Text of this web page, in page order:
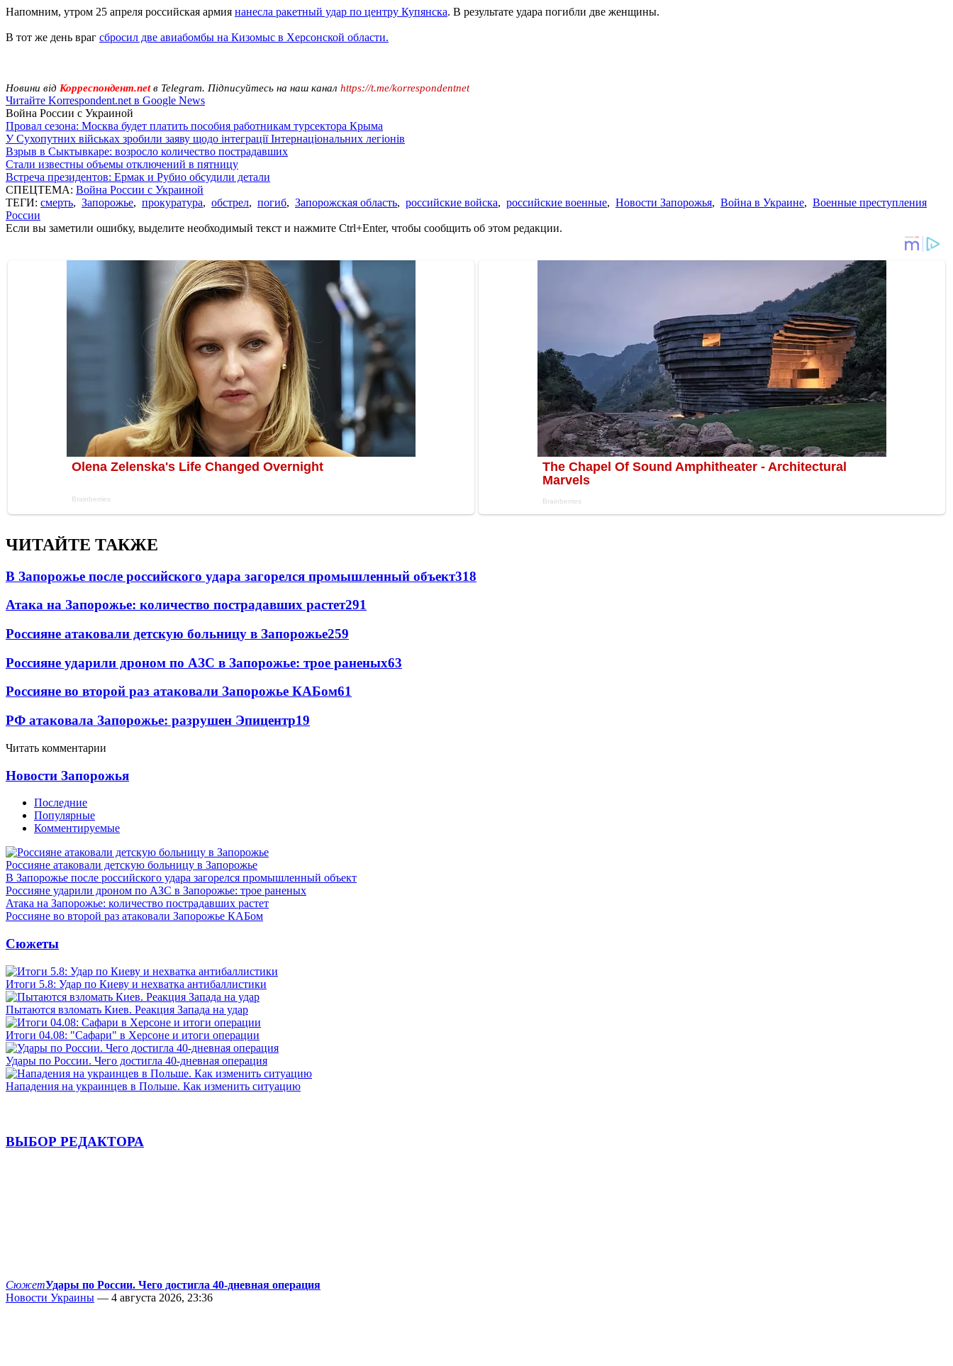
Напомним, утром 25 апреля российская армия нанесла ракетный удар по центру Купянска. В результате удара погибли две женщины.
В тот же день враг сбросил две авиабомбы на Кизомыс в Херсонской области.
Новини від Корреспондент.netв Telegram. Підписуйтесь на наш канал https://t.me/korrespondentnet
Читайте Korrespondent.net в Google News
Война России с Украиной
Провал сезона: Москва будет платить пособия работникам турсектора Крыма
У Сухопутних військах зробили заяву щодо інтеграції Інтернаціональних легіонів
Взрыв в Сыктывкаре: возросло количество пострадавших
Стали известны объемы отключений в пятницу
Встреча президентов: Ермак и Рубио обсудили детали
СПЕЦТЕМА: Война России с Украиной
ТЕГИ: смерть, Запорожье, прокуратура, обстрел, погиб, Запорожская область, российские войска, российские военные, Новости Запорожья, Война в Украине, Военные преступления
России
Если вы заметили ошибку, выделите необходимый текст и нажмите Ctrl+Enter, чтобы сообщить об этом редакции.
ЧИТАЙТЕ ТАКЖЕ
В Запорожье после российского удара загорелся промышленный объект318
Атака на Запорожье: количество пострадавших растет291
Россияне атаковали детскую больницу в Запорожье259
Россияне ударили дроном по АЗС в Запорожье: трое раненых63
Россияне во второй раз атаковали Запорожье КАБом61
РФ атаковала Запорожье: разрушен Эпицентр19
Читать комментарии
Новости Запорожья
Последние
Популярные
Комментируемые
Россияне атаковали детскую больницу в Запорожье
В Запорожье после российского удара загорелся промышленный объект
Россияне ударили дроном по АЗС в Запорожье: трое раненых
Атака на Запорожье: количество пострадавших растет
Россияне во второй раз атаковали Запорожье КАБом
Сюжеты
Итоги 5.8: Удар по Киеву и нехватка антибаллистики
Пытаются взломать Киев. Реакция Запада на удар
Итоги 04.08: "Сафари" в Херсоне и итоги операции
Удары по России. Чего достигла 40-дневная операция
Нападения на украинцев в Польше. Как изменить ситуацию
ВЫБОР РЕДАКТОРА
СюжетУдары по России. Чего достигла 40-дневная операция
Новости Украины — 4 августа 2026, 23:36